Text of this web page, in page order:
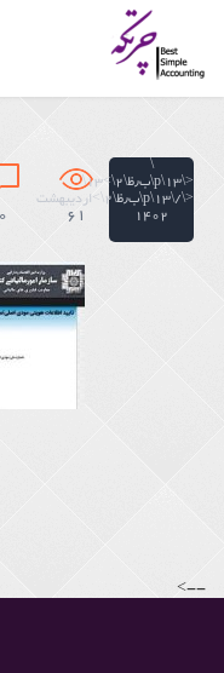
\
<\۱۳\p\ب٫ظ\۲\>۱۳\
<\/\۱۳\p\ب٫ظ\۲\>اردیبهشت
۱۴۰۲
61 ۰
-->